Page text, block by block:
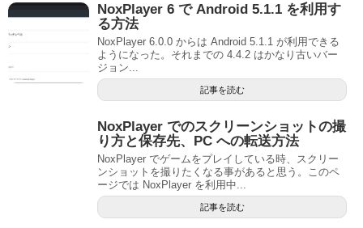
NoxPlayer 6 で Android 5.1.1 を利用す
る方法
NoxPlayer 6.0.0 からは Android 5.1.1 が利用できる
ようになった。それまでの 4.4.2 はかなり古いバー
ジョン...
記事を読む
NoxPlayer でのスクリーンショットの撮
り方と保存先、PC への転送方法
NoxPlayer でゲームをプレイしている時、スクリー
ンショットを撮りたくなる事があると思う。このペ
ージでは NoxPlayer を利用中...
記事を読む